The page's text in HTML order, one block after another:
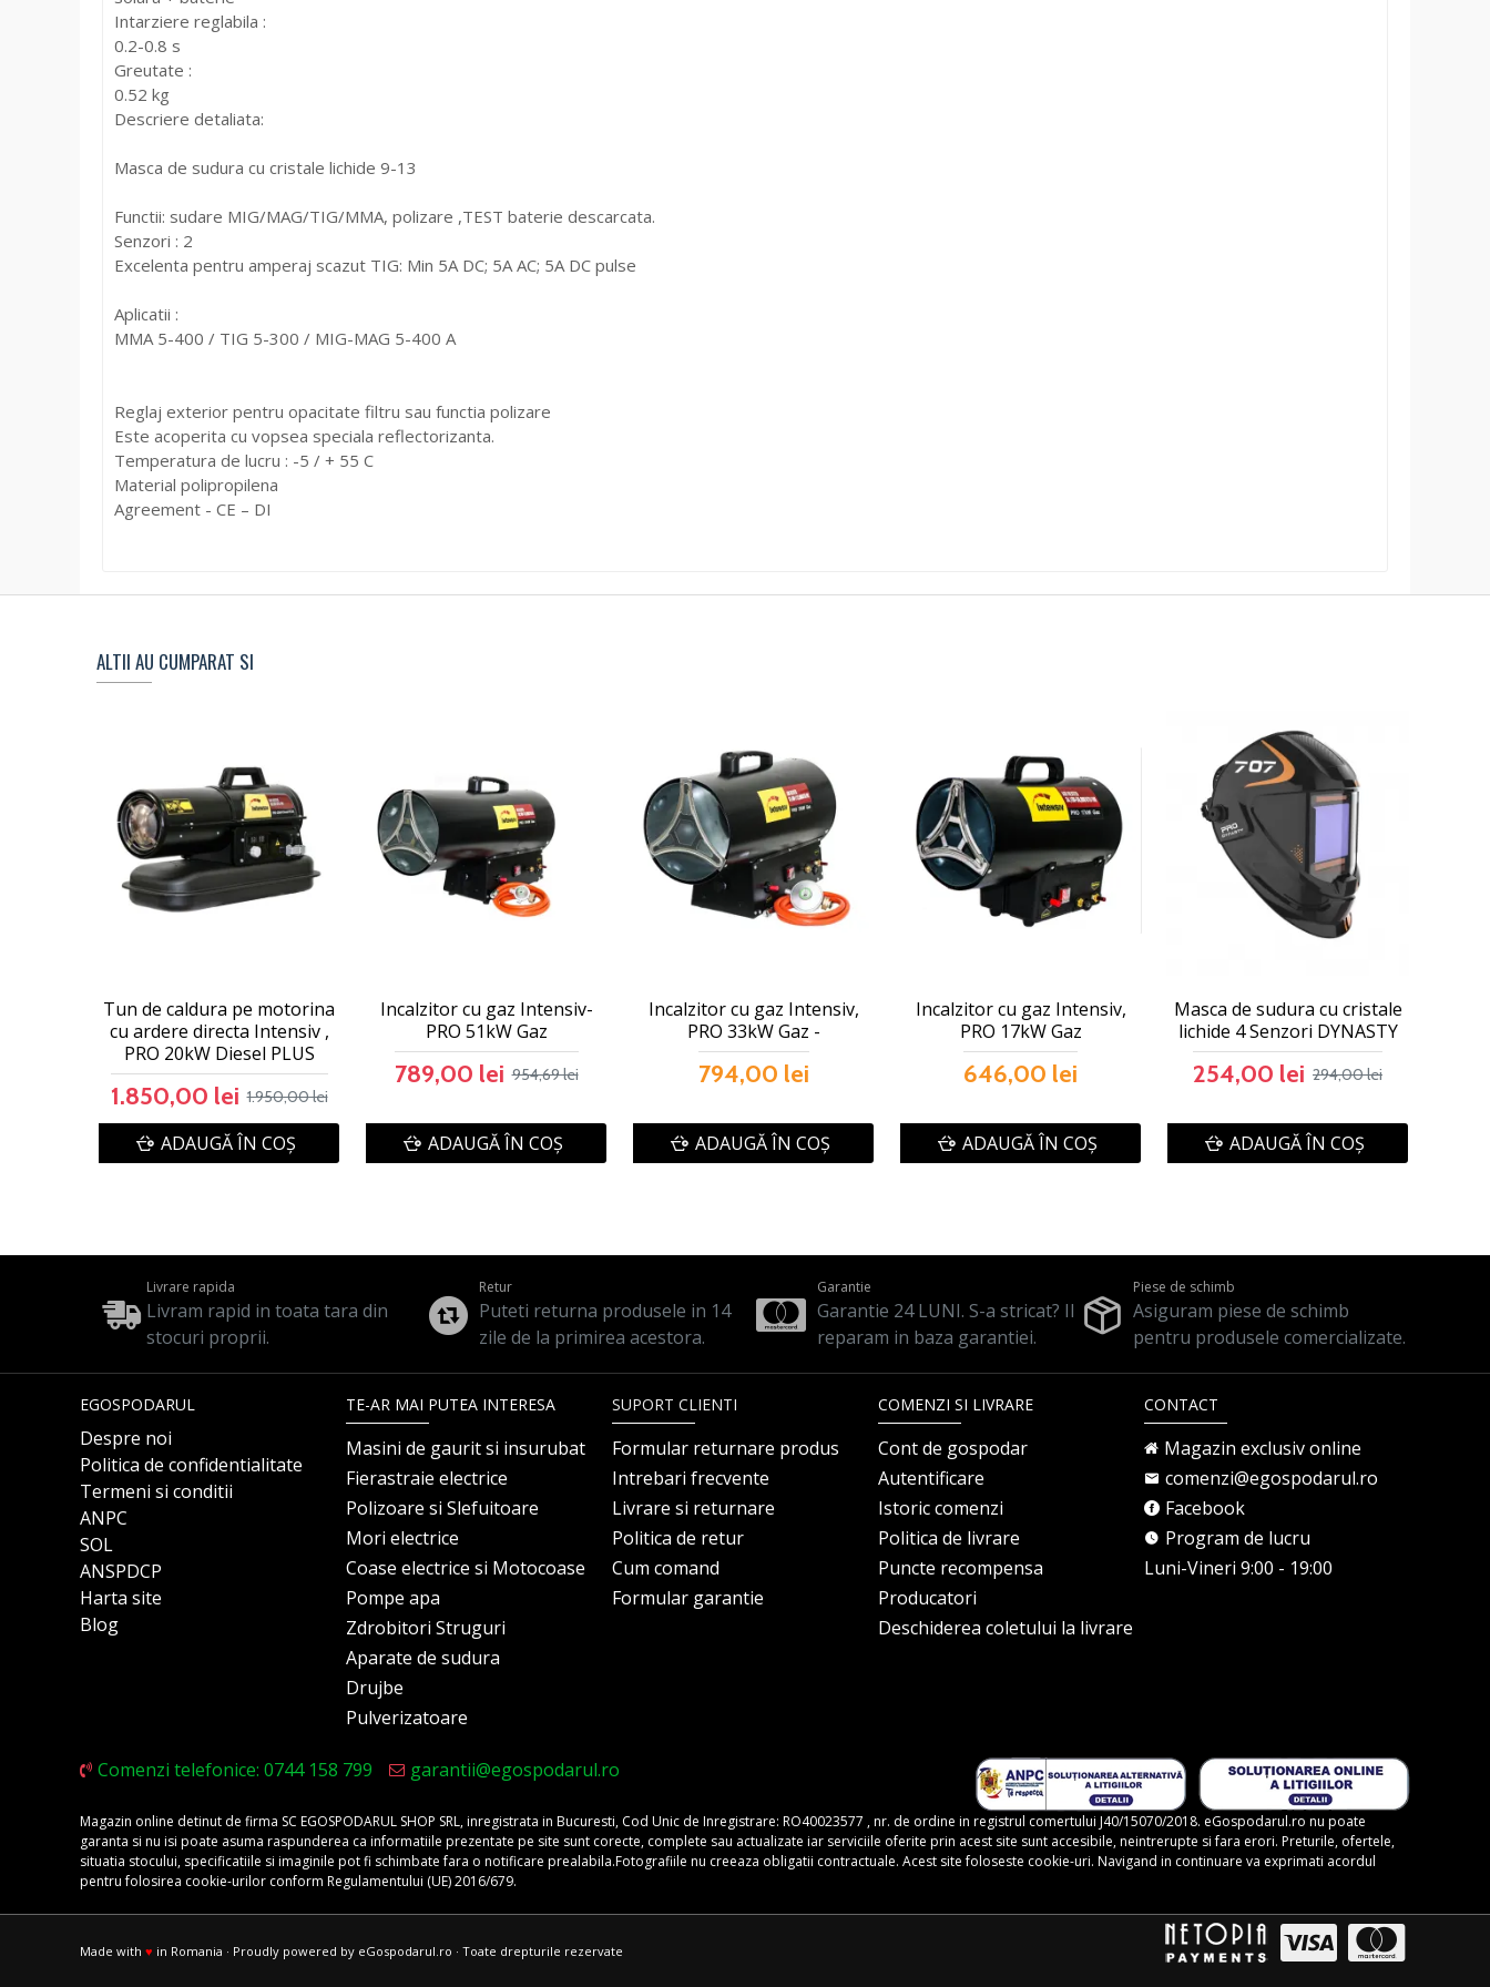
Intarziere reglabila :
0.2-0.8 s
Greutate :
0.52 kg
Descriere detaliata:
Masca de sudura cu cristale lichide 9-13
Functii: sudare MIG/MAG/TIG/MMA, polizare ,TEST baterie descarcata.
Senzori : 2
Excelenta pentru amperaj scazut TIG: Min 5A DC; 5A AC; 5A DC pulse
Aplicatii :
MMA 5-400 / TIG 5-300 / MIG-MAG 5-400 A
Reglaj exterior pentru opacitate filtru sau functia polizare
Este acoperita cu vopsea speciala reflectorizanta.
Temperatura de lucru : -5 / + 55 C
Material polipropilena
Agreement - CE – DI
ALTII AU CUMPARAT SI
Tun de caldura pe motorina
cu ardere directa Intensiv ,
PRO 20kW Diesel PLUS
1.850,00 lei 1.950,00 lei
ADAUGĂ ÎN COŞ
Incalzitor cu gaz Intensiv-
PRO 51kW Gaz
789,00 lei 954,69 lei
ADAUGĂ ÎN COŞ
Incalzitor cu gaz Intensiv,
PRO 33kW Gaz -
794,00 lei
ADAUGĂ ÎN COŞ
Incalzitor cu gaz Intensiv,
PRO 17kW Gaz
646,00 lei
ADAUGĂ ÎN COŞ
Masca de sudura cu cristale
lichide 4 Senzori DYNASTY
254,00 lei 294,00 lei
ADAUGĂ ÎN COŞ
Livrare rapida
Livram rapid in toata tara din
stocuri proprii.
Retur
Puteti returna produsele in 14
zile de la primirea acestora.
Garantie
Garantie 24 LUNI. S-a stricat? Il
reparam in baza garantiei.
Piese de schimb
Asiguram piese de schimb
pentru produsele comercializate.
EGOSPODARUL
Despre noi
Politica de confidentialitate
Termeni si conditii
ANPC
SOL
ANSPDCP
Harta site
Blog
TE-AR MAI PUTEA INTERESA
Masini de gaurit si insurubat
Fierastraie electrice
Polizoare si Slefuitoare
Mori electrice
Coase electrice si Motocoase
Pompe apa
Zdrobitori Struguri
Aparate de sudura
Drujbe
Pulverizatoare
SUPORT CLIENTI
Formular returnare produs
Intrebari frecvente
Livrare si returnare
Politica de retur
Cum comand
Formular garantie
COMENZI SI LIVRARE
Cont de gospodar
Autentificare
Istoric comenzi
Politica de livrare
Puncte recompensa
Producatori
Deschiderea coletului la livrare
CONTACT
Magazin exclusiv online
comenzi@egospodarul.ro
Facebook
Program de lucru
Luni-Vineri 9:00 - 19:00
Comenzi telefonice: 0744 158 799 garantii@egospodarul.ro
Magazin online detinut de firma SC EGOSPODARUL SHOP SRL, inregistrata in Bucuresti, Cod Unic de Inregistrare: RO40023577 , nr. de ordine in registrul comertului J40/15070/2018. eGospodarul.ro nu poate
garanta si nu isi poate asuma raspunderea ca informatiile prezentate pe site sunt corecte, complete sau actualizate iar serviciile oferite prin acest site sunt accesibile, neintrerupte si fara erori. Preturile, ofertele,
situatia stocului, specificatiile si imaginile pot fi schimbate fara o notificare prealabila.Fotografiile nu creeaza obligatii contractuale. Acest site foloseste cookie-uri. Navigand in continuare va exprimati acordul
pentru folosirea cookie-urilor conform Regulamentului (UE) 2016/679.
Made with ♥ in Romania · Proudly powered by eGospodarul.ro · Toate drepturile rezervate